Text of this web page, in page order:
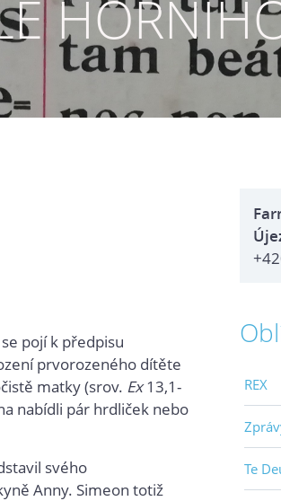
pojí k předpisu
prvorozeného dítěte
matky (srov. Ex13,1-
nabídli pár hrdliček nebo
svého
Anny. Simeon totiž
REX
Te